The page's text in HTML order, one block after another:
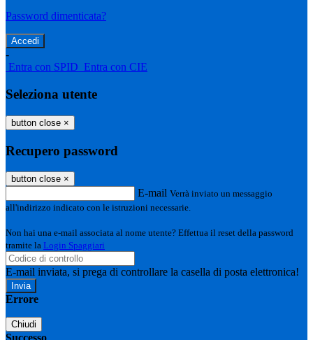
Password dimenticata?
-
Entra con SPID Entra con CIE
Seleziona utente
button close ×
Recupero password
button close ×
E-mail Verrà inviato un messaggio
all'indirizzo indicato con le istruzioni necessarie.
Non hai una e-mail associata al nome utente? Effettua il reset della password
tramite la Login Spaggiari
E-mail inviata, si prega di controllare la casella di posta elettronica!
Errore
Chiudi